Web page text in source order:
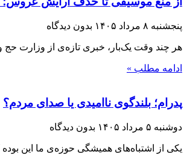
پنجشنبه ۸ مرداد ۱۴۰۵ بدون دیدگاه
هر چند وقت یک‌بار، خبری تازه‌ی از وزارت
ادامه مطلب »
پدرام؛ بلندگوی ناامیدی یا صدای مردم؟
دوشنبه ۵ مرداد ۱۴۰۵ بدون دیدگاه
یکی از اشتباه‌های همیشگی حوزه‌ی ما این